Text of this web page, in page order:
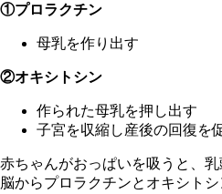
①プロラクチン
母乳を作り出す
②オキシトシン
作られた母乳を押し出す
子宮を収縮し産後の回復を
赤ちゃんがおっぱいを吸うと、乳
脳からプロラクチンとオキシトシ